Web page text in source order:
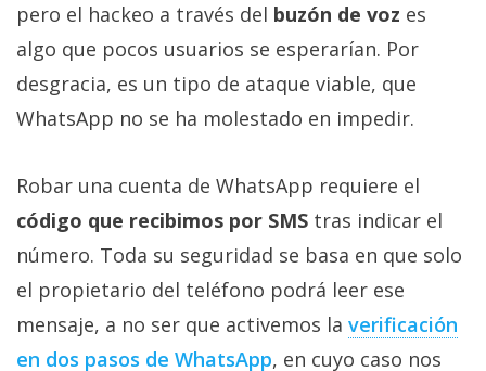
+
Más
temas
Sorteos
Foros
Contacto
/
Sobre
pero el hackeo a través del buzón de voz es
algo que pocos usuarios se esperarían. Por
desgracia, es un tipo de ataque viable, que
WhatsApp no se ha molestado en impedir.
Robar una cuenta de WhatsApp requiere el
código que recibimos por SMS tras indicar el
número. Toda su seguridad se basa en que solo
el propietario del teléfono podrá leer ese
mensaje, a no ser que activemos la verificación
en dos pasos de WhatsApp, en cuyo caso nos